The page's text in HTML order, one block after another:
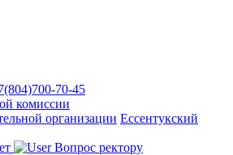
70-45
комиссии
организации Ессентукский
Вопрос ректору